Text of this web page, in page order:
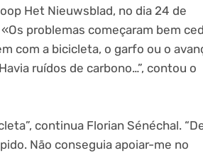
Het Nieuwsblad, no dia 24 de
problemas começaram bem
com a bicicleta, o garfo ou o
ruídos de carbono…”, contou o
continua Florian Sénéchal.
Não conseguia apoiar-me no